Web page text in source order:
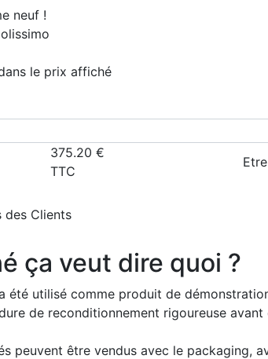
neuf !
le prix affiché
375.20 €
TTC
des Clients
ça veut dire quoi ?
été utilisé comme produit de
de reconditionnement rigoureuse
peuvent être vendus avec le packaging,